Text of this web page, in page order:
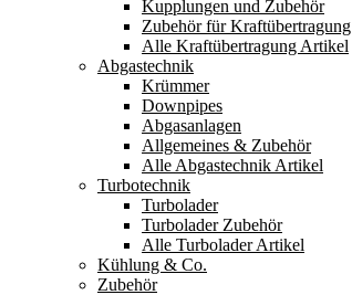
Kupplungen und Zubehör
Zubehör für Kraftübertragung
Alle Kraftübertragung Artikel
Abgastechnik
Krümmer
Downpipes
Abgasanlagen
Allgemeines & Zubehör
Alle Abgastechnik Artikel
Turbotechnik
Turbolader
Turbolader Zubehör
Alle Turbolader Artikel
Kühlung & Co.
Zubehör